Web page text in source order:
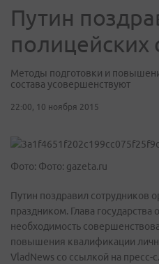
Путин
полицейских
Методы подготовки и
состава усовершенствуют
22:00, 10 ноября 2015
Фото: Фото: gazeta.ru
Путин поздравил сотрудников
праздником. Глава государства
необходимость
повышения квалификации
VladNews со ссылкой на пресс-